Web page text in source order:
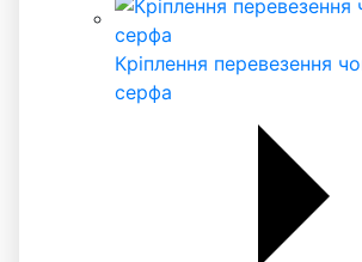
Кріплення перевезення
серфа